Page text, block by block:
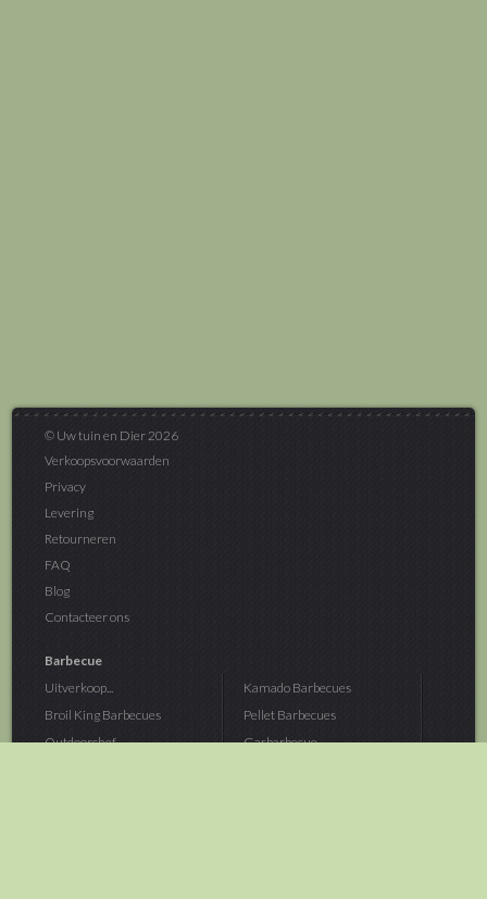
© Uw tuin en Dier 2026
Verkoopsvoorwaarden
Privacy
Levering
Retourneren
FAQ
Blog
Contacteer ons
Barbecue
Uitverkoop...
Broil King Barbecues
Outdoorchef...
Kamado Barbecues
Pellet Barbecues
Gasbarbecue